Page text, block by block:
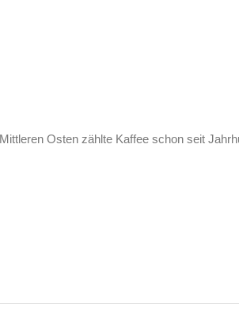
Osten zählte Kaffee schon seit